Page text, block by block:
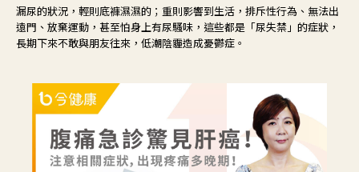
漏尿的狀況，輕則底褲濕濕的；重則影響到生活，排斥性行為、無法出
遠門、放棄運動，甚至怕身上有尿騷味，這些都是「尿失禁」的症狀，
長期下來不敢與朋友往來，低潮陰霾造成憂鬱症。